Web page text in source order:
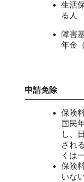
生活
る人
障害
年金
申請免除
保険
国民
し、
され
くは
保険
いな